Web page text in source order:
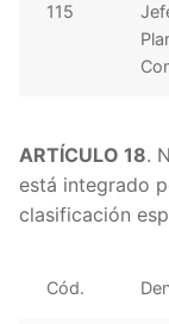
115
ARTÍCULO 18.
está integrado
clasificación
Cód.